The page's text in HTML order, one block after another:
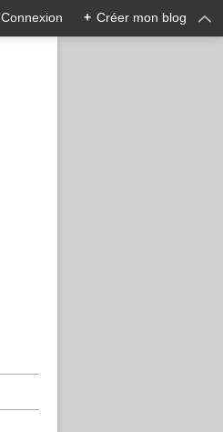
Connexion + Créer mon blog